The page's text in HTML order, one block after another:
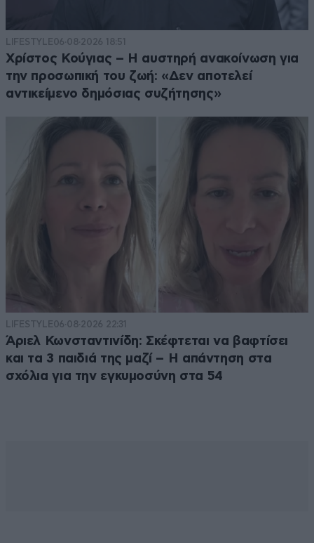
LIFESTYLE06·08·2026 18:51
Χρίστος Κούγιας – Η αυστηρή ανακοίνωση για
την προσωπική του ζωή: «Δεν αποτελεί
αντικείμενο δημόσιας συζήτησης»
LIFESTYLE06·08·2026 22:31
Άριελ Κωνσταντινίδη: Σκέφτεται να βαφτίσει
και τα 3 παιδιά της μαζί – Η απάντηση στα
σχόλια για την εγκυμοσύνη στα 54